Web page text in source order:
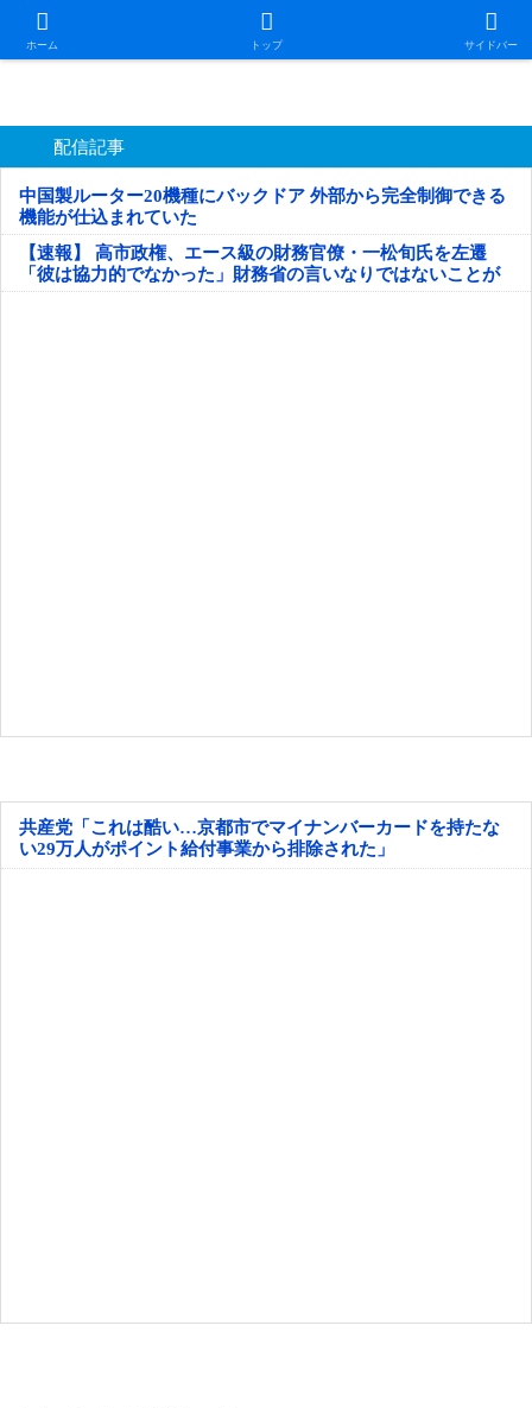
ホーム トップ サイドバー
日本第一！ニュース録
配信記事
中国製ルーター20機種にバックドア 外部から完全制御できる
機能が仕込まれていた
【速報】 高市政権、エース級の財務官僚・一松旬氏を左遷
「彼は協力的でなかった」財務省の言いなりではないことが
判明
共産党「これは酷い…京都市でマイナンバーカードを持たな
い29万人がポイント給付事業から排除された」